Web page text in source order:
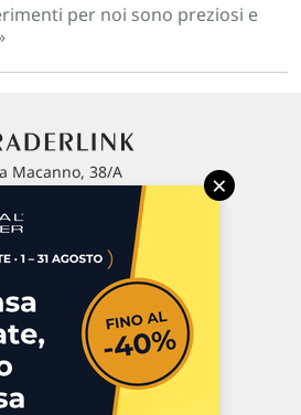
per noi sono preziosi e
Macanno, 38/A
02 452 460 401
e segnalazioni
Contattaci
×